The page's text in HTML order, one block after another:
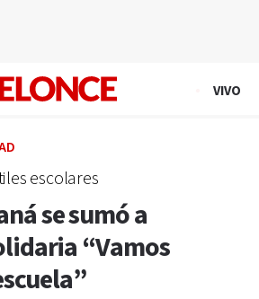
VIVO
escolares
se sumó a
“Vamos